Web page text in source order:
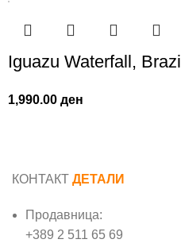
Iguazu Waterfall, Brazil
1,990.00ден
КОНТАКТ ДЕТАЛИ
Продавница:
+389 2 511 65 69